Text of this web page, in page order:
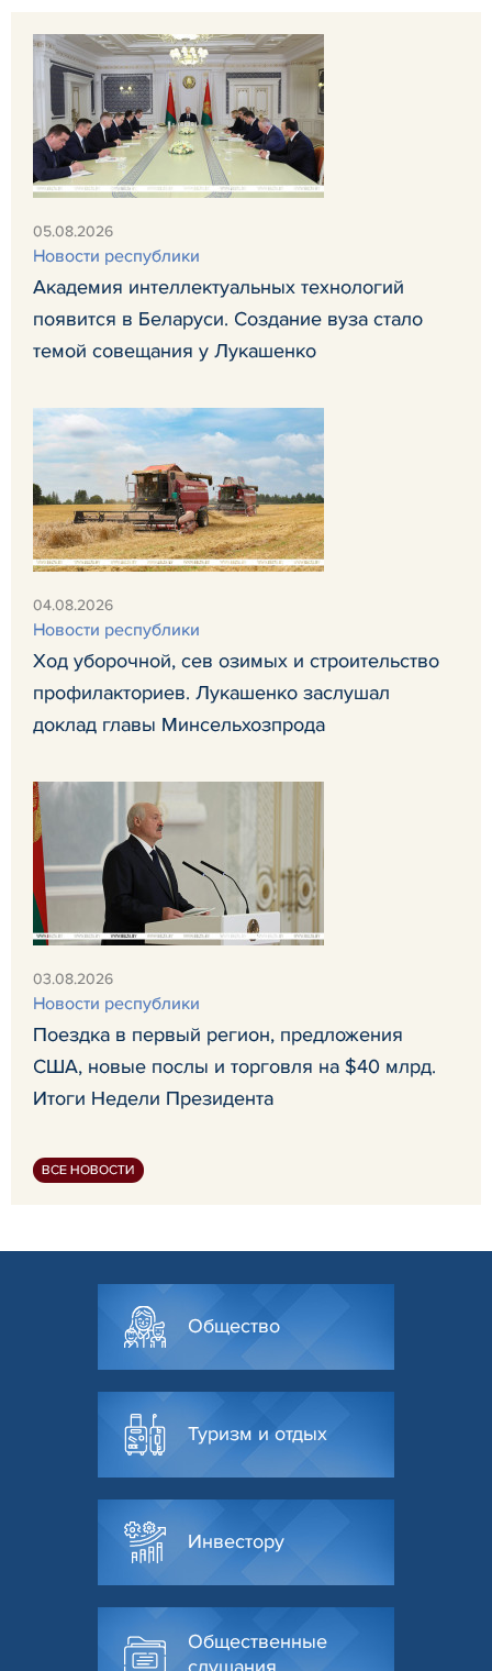
05.08.2026
Новости республики
Академия интеллектуальных технологий
появится в Беларуси. Создание вуза стало
темой совещания у Лукашенко
04.08.2026
Новости республики
Ход уборочной, сев озимых и строительство
профилакториев. Лукашенко заслушал
доклад главы Минсельхозпрода
03.08.2026
Новости республики
Поездка в первый регион, предложения
США, новые послы и торговля на $40 млрд.
Итоги Недели Президента
ВСЕ НОВОСТИ
Общество
Туризм и отдых
Инвестору
Общественные